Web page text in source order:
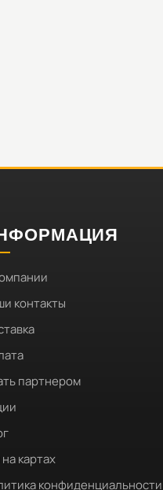
контакты
партнером
картах
конфиденциальности